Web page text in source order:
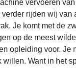
vervoeren
verder rijden wij van
Je komt met de
op de meest
opleiding voor. Je
willen. Want in het